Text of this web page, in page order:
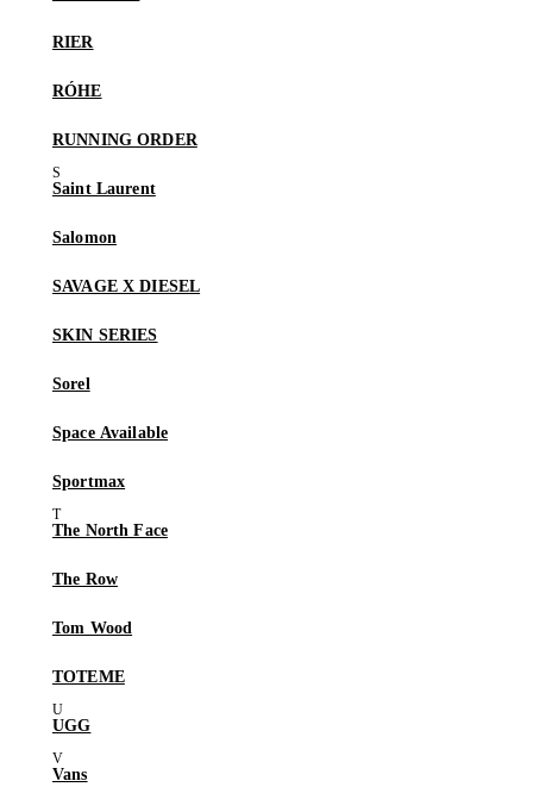
RIER
RÓHE
RUNNING ORDER
Saint Laurent
Salomon
SAVAGE X DIESEL
SKIN SERIES
Sorel
Space Available
Sportmax
The North Face
The Row
Tom Wood
TOTEME
UGG
Vans